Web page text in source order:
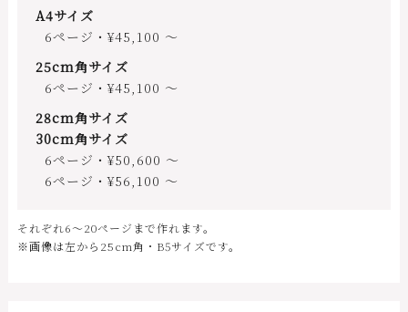
A4サイズ
6ページ・¥45,100 ～
25cm角サイズ
6ページ・¥45,100 ～
28cm角サイズ
30cm角サイズ
6ページ・¥50,600 ～
6ページ・¥56,100 ～
それぞれ6～20ページまで作れます。
※画像は左から25cm角・B5サイズです。